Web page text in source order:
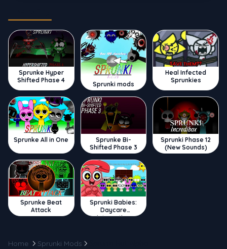
Sprunke Hyper
Shifted Phase 4
Sprunki mods
Heal Infected
Sprunkies
Sprunke All in One
Sprunke Bi-
Shifted Phase 3
Sprunki Phase 12
(New Sounds)
Sprunke Beat
Attack
Sprunki Babies:
Daycare
Interactive
Home Sprunki Mods